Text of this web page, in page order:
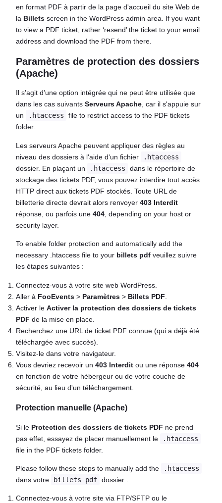
en format PDF à partir de la page d'accueil du site Web de
la Billets screen in the WordPress admin area. If you want
to view a PDF ticket, rather ‘resend’ the ticket to your email
address and download the PDF from there.
Paramètres de protection des dossiers
(Apache)
Il s'agit d'une option intégrée qui ne peut être utilisée que
dans les cas suivants Serveurs Apache, car il s'appuie sur
un
.htaccess
file to restrict access to the PDF tickets
folder.
Les serveurs Apache peuvent appliquer des règles au
niveau des dossiers à l'aide d'un fichier
.htaccess
dossier. En plaçant un
.htaccess
dans le répertoire de
stockage des tickets PDF, vous pouvez interdire tout accès
HTTP direct aux tickets PDF stockés. Toute URL de
billetterie directe devrait alors renvoyer 403 Interdit
réponse, ou parfois une 404 , depending on your host or
security layer.
To enable folder protection and automatically add the
necessary .htaccess file to your billets pdf veuillez suivre
les étapes suivantes :
Connectez-vous à votre site web WordPress.
Aller à FooEvents > Paramètres > Billets PDF
Activer le Activer la protection des dossiers de tickets
PDF de la mise en place.
Recherchez une URL de ticket PDF connue (qui a déjà été
téléchargée avec succès).
Visitez-le dans votre navigateur.
Vous devriez recevoir un 403 Interdit ou une réponse 404
en fonction de votre hébergeur ou de votre couche de
sécurité, au lieu d'un téléchargement.
Protection manuelle (Apache)
Si le Protection des dossiers de tickets PDF ne prend
pas effet, essayez de placer manuellement le
.htaccess
file in the PDF tickets folder.
Please follow these steps to manually add the
.htaccess
dans votre
billets pdf dossier :
Connectez-vous à votre site via FTP/SFTP ou le